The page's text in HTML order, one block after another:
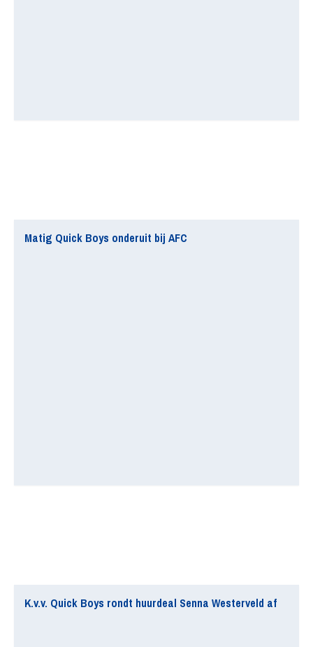
Matig Quick Boys onderuit bij AFC
K.v.v. Quick Boys rondt huurdeal Senna Westerveld af